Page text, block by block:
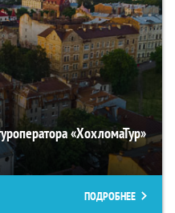
«ХохломаТур»
ПОДРОБНЕЕ